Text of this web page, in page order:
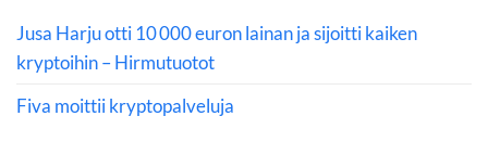
Jusa Harju otti 10 000 euron lainan ja sijoitti kaiken
kryptoihin – Hirmutuotot
Fiva moittii kryptopalveluja